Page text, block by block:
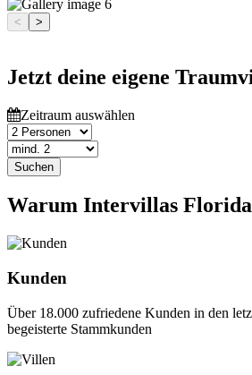
< >
Jetzt deine eigene
Zeitraum auswählen
Suchen
Warum Intervillas
Kunden
Über 18.000 zufriedene Kunden in den
begeisterte Stammkunden